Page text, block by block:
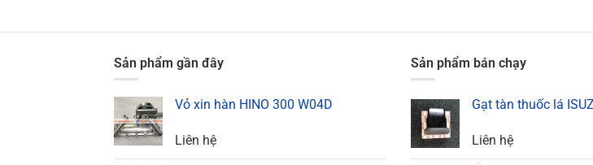
Sản phẩm gần đây
Vỏ xin hàn HINO 300 W04D
Liên hệ
Sản phẩm bán chạy
Gạt tàn thuốc lá
Liên hệ